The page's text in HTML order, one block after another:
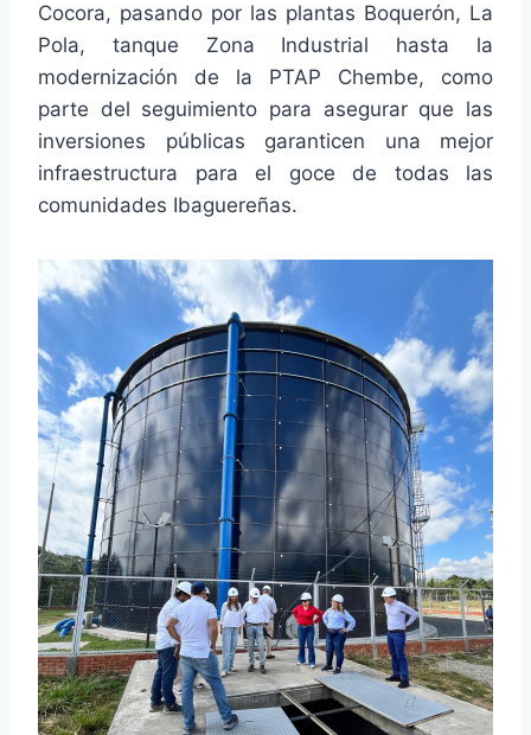
Cocora, pasando por las plantas Boquerón, La
Pola, tanque Zona Industrial hasta la
modernización de la PTAP Chembe, como
parte del seguimiento para asegurar que las
inversiones públicas garanticen una mejor
infraestructura para el goce de todas las
comunidades Ibaguereñas.